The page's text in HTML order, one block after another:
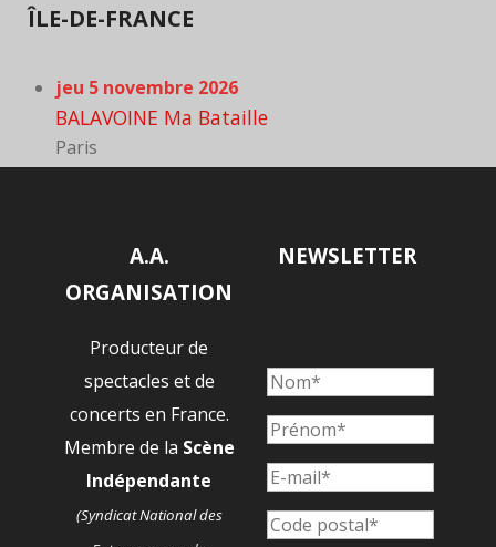
ÎLE-DE-FRANCE
jeu 5 novembre 2026
BALAVOINE Ma Bataille
Paris
A.A.
ORGANISATION
Producteur de
spectacles et de
concerts en France.
Membre de la Scène
Indépendante
(Syndicat National des
NEWSLETTER